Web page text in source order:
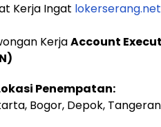
Kerja Ingat lokerserang.net
KerjaAccount
Penempatan:
Bogor, Depok,